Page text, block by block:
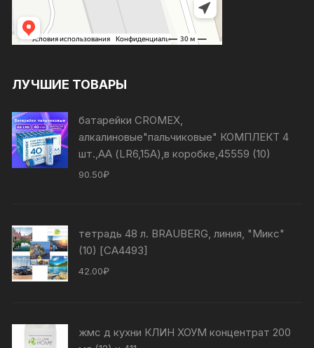
ЛУЧШИЕ ТОВАРЫ
батарейки CROMEX,
алкалиновые"пальчиковые" КОМПЛЕКТ 4
шт.,АА (LR6,15А),в коробке,45559 (10)
90.50₽
тетрадь 48 л. BRAUBERG, линия, "Микс"
(10) [СА4493]
42.00₽
жмс д кухни КЛИН ХОУМ концентрат 200